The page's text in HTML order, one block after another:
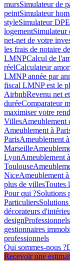
mursSimulateur de
peintSimulateur
styleSimulateur DPE
logementSimulateur
net-net de votre
les frais de notaire
LMNPCalcul de
réelCalculateur
LMNP année par
fiscal LMNP est le
AirbnbRevenu net
duréeComparateur
maximiser votre
VillesAmeublement
Ameublement à
ParisAmeublement
Marseille
LyonAmeublement
Toulouse
NiceAmeublement
plus de villesToutes
Pour qui ?Solutions
Particuliers
décorateurs
design
gestionnaires
professionnels
Qui sommes-nous ?
Recevoir une